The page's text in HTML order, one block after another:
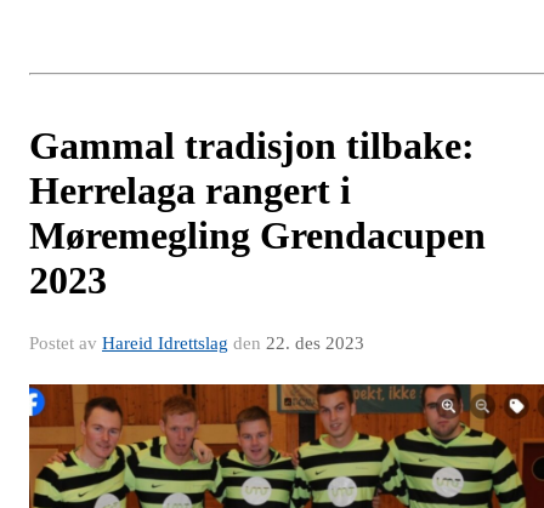
Gammal tradisjon tilbake:
Herrelaga rangert i
Møremegling Grendacupen
2023
Postet av Hareid Idrettslag den 22. des 2023